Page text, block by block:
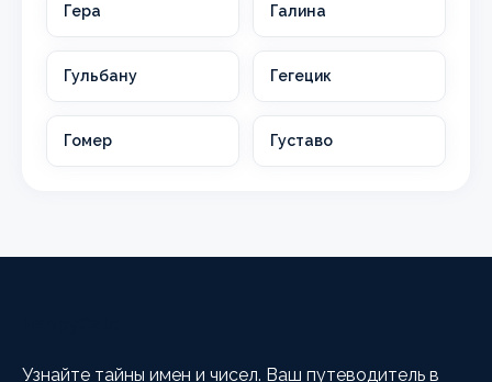
Гера Галина
Гульбану Гегецик
Гомер Густаво
Узнайте тайны имен и чисел. Ваш путеводитель в